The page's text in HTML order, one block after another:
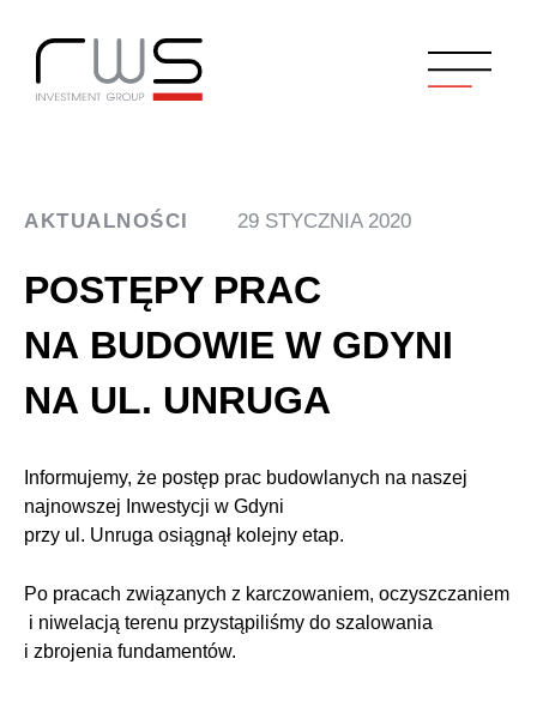
AKTUALNOŚCI 29 STYCZNIA 2020
POSTĘPY PRAC
NA BUDOWIE W GDYNI
NA UL. UNRUGA
Informujemy, że postęp prac budowlanych na naszej
najnowszej Inwestycji w Gdyni
przy ul. Unruga osiągnął kolejny etap.
Po pracach związanych z karczowaniem, oczyszczaniem
i niwelacją terenu przystąpiliśmy do szalowania
i zbrojenia fundamentów.